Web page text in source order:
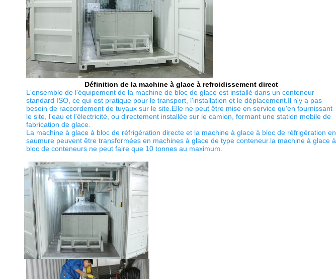
Définition de la machine à glace à refroidissement direct
L'ensemble de l'équipement de la machine de bloc de glace est installé dans un conteneur
standard ISO, ce qui est pratique pour le transport, l'installation et le déplacement.Il n'y a pas
besoin de raccordement de tuyaux sur le site.Elle ne peut être mise en service qu'en fournissant
le site, l'eau et l'électricité, ou directement installée sur le camion, formant une station mobile de
fabrication de glace.
La machine à glace à bloc de réfrigération directe et la machine à glace à bloc de réfrigération en
saumure peuvent être transformées en machines à glace de type conteneur.la machine à glace à
bloc de conteneurs ne peut faire que 10 tonnes au maximum.